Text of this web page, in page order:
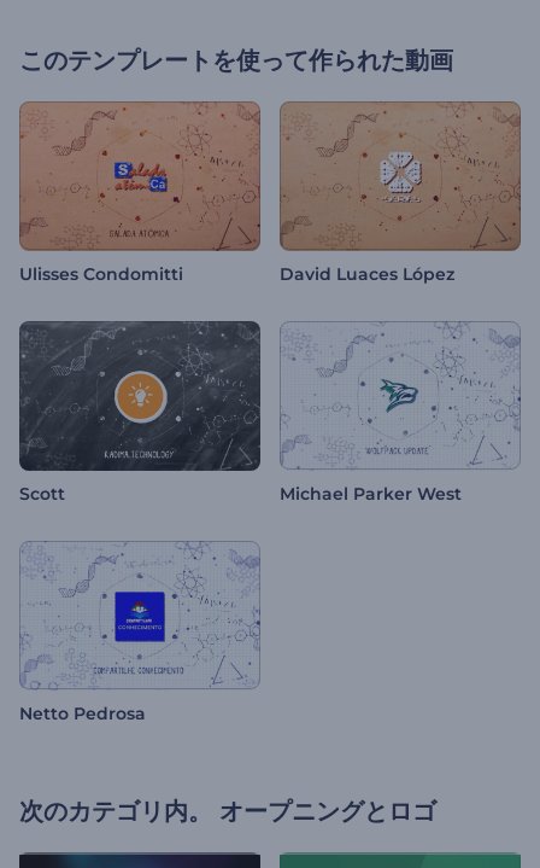
このテンプレートを使って作られた動画
Ulisses Condomitti David Luaces López
Scott Michael Parker West
Netto Pedrosa
次のカテゴリ内。 オープニングとロゴ